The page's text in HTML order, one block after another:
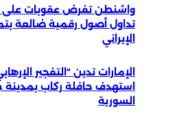
واشنطن تفرض عقوبات
تداول أصول رقمية ضالعة
الإيراني
الإمارات تدين “التفجير
استهدف حافلة ركاب بمدينة
السورية